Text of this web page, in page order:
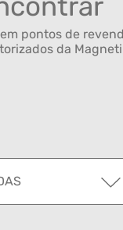
pontos de
da